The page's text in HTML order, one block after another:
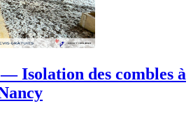
Isolation des combles à